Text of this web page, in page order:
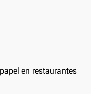
en restaurantes